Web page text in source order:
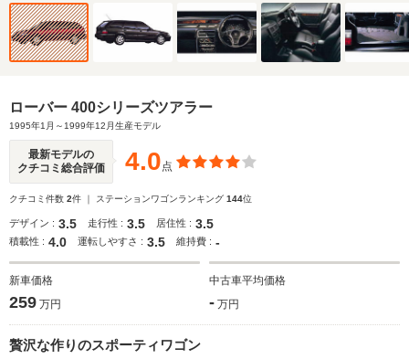
ローバー 400シリーズツアラー
1995年1月～1999年12月生産モデル
最新モデルの
クチコミ総合評価
4.0点
クチコミ件数 2件 ｜ ステーションワゴンランキング 144位
デザイン : 3.5 走行性 : 3.5 居住性 : 3.5
積載性 : 4.0 運転しやすさ : 3.5 維持費 : -
新車価格
259 万円
中古車平均価格
- 万円
贅沢な作りのスポーティワゴン